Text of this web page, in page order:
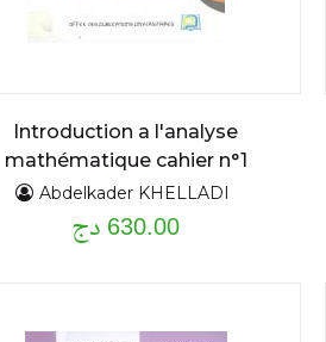
Introduction a l'analyse
mathématique cahier n°1
Abdelkader KHELLADI
630.00 دج